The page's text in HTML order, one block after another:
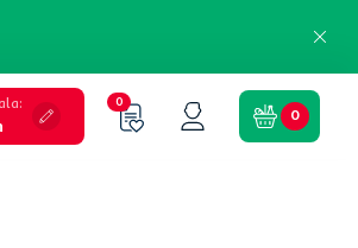
: 0
0